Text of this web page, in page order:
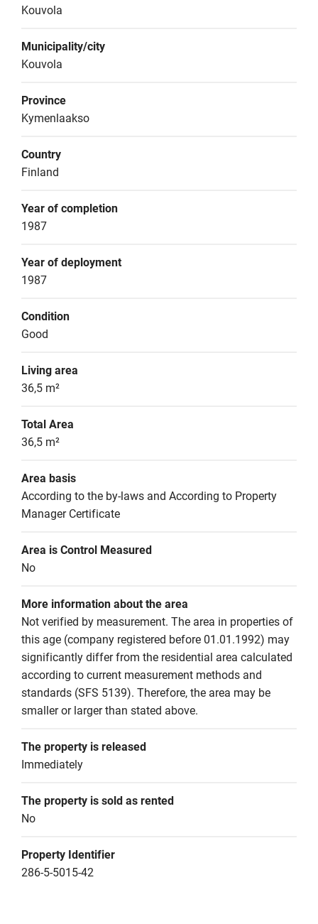
Kouvola
Municipality/city
Kouvola
Province
Kymenlaakso
Country
Finland
Year of completion
1987
Year of deployment
1987
Condition
Good
Living area
36,5 m²
Total Area
36,5 m²
Area basis
According to the by-laws and According to Property
Manager Certificate
Area is Control Measured
No
More information about the area
Not verified by measurement. The area in properties of
this age (company registered before 01.01.1992) may
significantly differ from the residential area calculated
according to current measurement methods and
standards (SFS 5139). Therefore, the area may be
smaller or larger than stated above.
The property is released
Immediately
The property is sold as rented
No
Property Identifier
286-5-5015-42